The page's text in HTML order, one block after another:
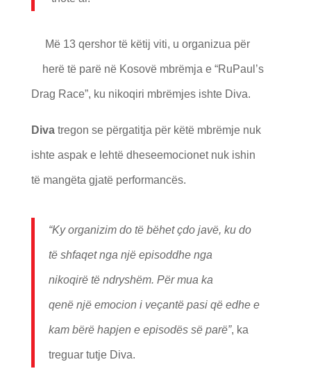
Më 13 qershor të këtij viti, u organizua për
herë të parë në Kosovë mbrëmja e “RuPaul’s
Drag Race”, ku nikoqiri mbrëmjes ishte Diva.
Diva tregon se përgatitja për këtë mbrëmje nuk
ishte aspak e lehtë dheseemocionet nuk ishin
të mangëta gjatë performancës.
“Ky organizim do të bëhetçdo javë, ku do
të shfaqet nga një episoddhe nga
nikoqirë të ndryshëm. Për mua ka
qenë një emocion i veçantë pasi që edhe e
kam bërë hapjen e episodës së parë”, ka
treguar tutje Diva.